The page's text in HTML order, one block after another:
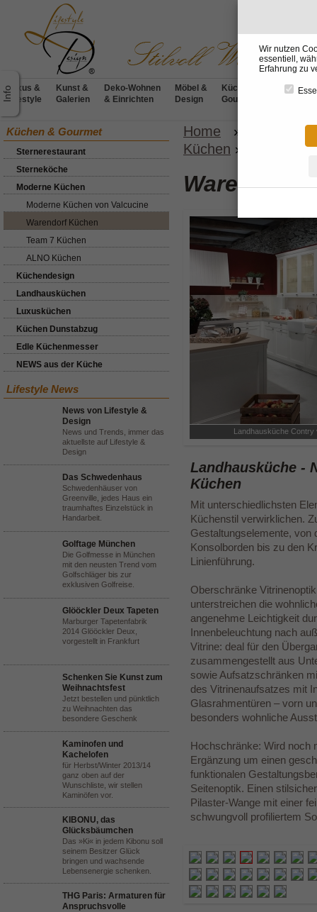
Luxus &
Lifestyle
Kunst &
Galerien
Deko-Wohnen
& Einrichten
Möbel &
Design
Küchen &
Gourmet
Küchen & Gourmet
Sternerestaurant
Sterneköche
Moderne Küchen
Moderne Küchen von Valcucine
Warendorf Küchen
Team 7 Küchen
ALNO Küchen
Küchendesign
Landhausküchen
Luxusküchen
Küchen Dunstabzug
Edle Küchenmesser
NEWS aus der Küche
Lifestyle News
News von Lifestyle &
Design
News und Trends, immer das
aktuellste auf Lifestyle &
Design
Das Schwedenhaus
Schwedenhäuser von
Greenville, jedes Haus ein
traumhaftes Einzelstück in
Handarbeit.
Golftage München
Die Golfmesse in München
mit den neusten Trend vom
Golfschläger bis zur
exklusiven Golfreise.
Glööckler Deux Tapeten
Marburger Tapetenfabrik
2014 Glööckler Deux,
vorgestellt in Frankfurt
Schenken Sie Kunst zum
Weihnachtsfest
Jetzt bestellen und pünktlich
zu Weihnachten das
besondere Geschenk
Kaminofen und
Kachelofen
für Herbst/Winter 2013/14
ganz oben auf der
Wunschliste, wir stellen
Kaminöfen vor.
KIBONU, das
Glücksbäumchen
Das »Ki« in jedem Kibonu soll
seinem Besitzer Glück
bringen und wachsende
Lebensenergie schenken.
THG Paris: Armaturen für
Anspruchsvolle
Home »
Küchen
Küchen »
Warendorf
Landhausküche
Landhausküche -
Küchen
Mit unterschiedlichsten
Küchenstil verwirklichen.
Gestaltungselemente, von
Konsolborden bis zu den
Linienführung.
Oberschränke
unterstreichen die
angenehme Leichtigkeit
Innenbeleuchtung nach
Vitrine: deal für den
zusammengestellt aus
sowie Aufsatzschränken
des Vitrinenaufsatzes mit
Glasrahmentüren – vorn
besonders wohnliche
Hochschränke: Wird noch
Ergänzung um einen
funktionalen
Seitenoptik. Einen
Pilaster-Wange mit einer
schwungvoll profiliertem
Wir nutzen
essentiell,
Erfahrung zu